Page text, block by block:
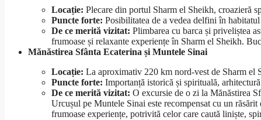
Locație: Plecare din portul Sharm el Sheikh, croazieră
Puncte forte: Posibilitatea de a vedea delfini în
De ce merită vizitat: Plimbarea cu barca și priveliștea
frumoase și relaxante experiențe în Sharm el Sheikh.
Mănăstirea Sfânta Ecaterina și Muntele Sinai
Locație: La aproximativ 220 km nord-vest de Sharm el
Puncte forte: Importanță istorică și spirituală,
De ce merită vizitat: O excursie de o zi la Mănăstirea
Urcușul pe Muntele Sinai este recompensat cu un
frumoase experiențe, potrivită celor care caută liniște,